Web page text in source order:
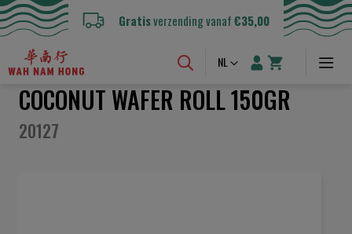
Gratisverzending vanaf€35,00
Taal
NL
COCONUT WAFER ROLL 150GR
20127